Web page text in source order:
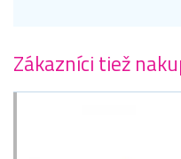
Zákazníci tiež